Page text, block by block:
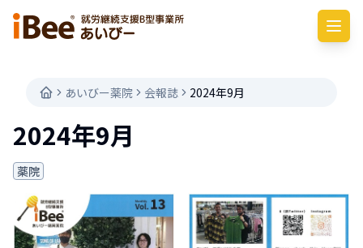
あいびー薬院 会報誌 2024年9月
2024年9月
薬院